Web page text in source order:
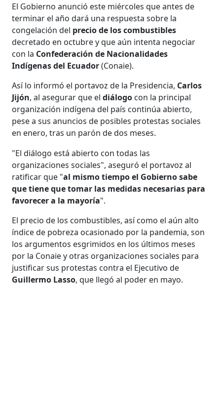
El Gobierno anunció este miércoles que antes de
terminar el año dará una respuesta sobre la
congelación del precio de los combustibles
decretado en octubre y que aún intenta negociar
con la Confederación de Nacionalidades
Indígenas del Ecuador(Conaie).
Así lo informó el portavoz de la Presidencia, Carlos
Jijón, al asegurar que eldiálogo con la principal
organización indígena del país continúa abierto,
pese a sus anuncios de posibles protestas sociales
en enero, tras un parón de dos meses.
"El diálogo está abierto con todas las
organizaciones sociales", aseguró el portavoz al
ratificar que "al mismo tiempo el Gobierno sabe
que tiene que tomar las medidas necesarias para
favorecer a la mayoría".
El precio de los combustibles, así como el aún alto
índice de pobreza ocasionado por la pandemia, son
los argumentos esgrimidos en los últimos meses
por la Conaie y otras organizaciones sociales para
justificar sus protestas contra el Ejecutivo de
Guillermo Lasso, que llegó al poder en mayo.